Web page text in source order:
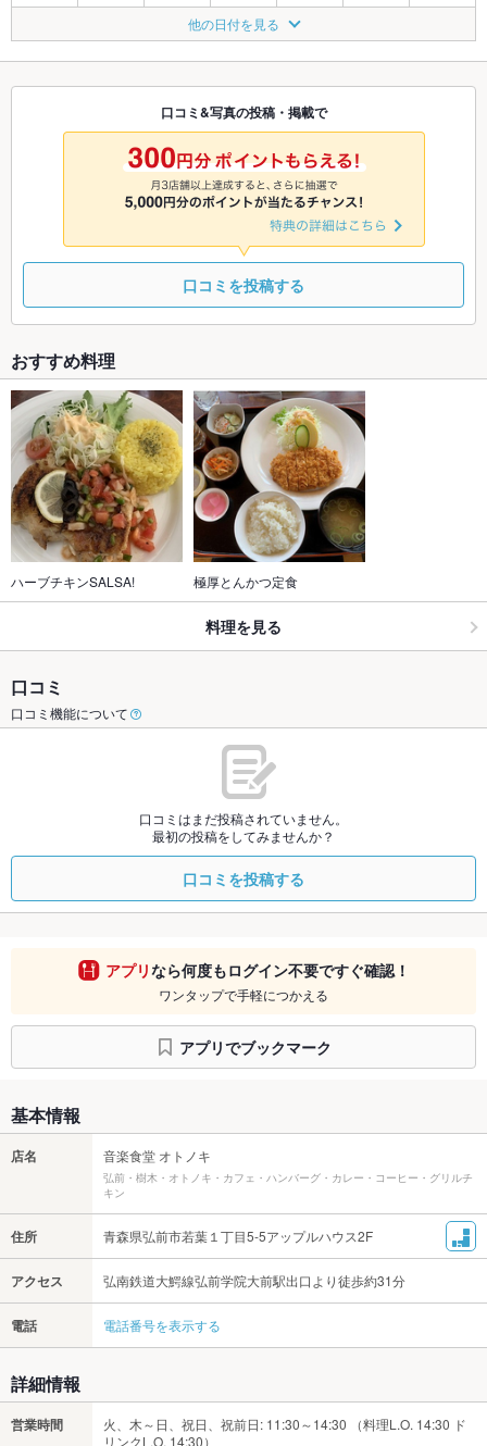
□ 休
8/25
□
8/26
□
8/27
□ □ □
8/30 8/31 9/1
□
9/2
□
9/3
□
9/4 9/5
9/8
□ □ □
他の日付を見る
口コミ&写真の投稿・掲載で
口コミを投稿する
おすすめ料理
ハーブチキンSALSA! 極厚とんかつ定食
料理を見る
口コミ
口コミ機能について
口コミはまだ投稿されていません。
最初の投稿をしてみませんか？
口コミを投稿する
アプリなら何度もログイン不要ですぐ確認！
ワンタップで手軽につかえる
アプリでブックマーク
基本情報
店名 音楽食堂 オトノキ
弘前・樹木・オトノキ・カフェ・ハンバーグ・カレー・コーヒー・グリルチ
キン
住所 青森県弘前市若葉１丁目5-5アップルハウス2F
アクセス 弘南鉄道大鰐線弘前学院大前駅出口より徒歩約31分
電話 電話番号を表示する
詳細情報
営業時間
火、木～日、祝日、祝前日: 11:30～14:30 （料理L.O. 14:30 ド
リンクL.O. 14:30）